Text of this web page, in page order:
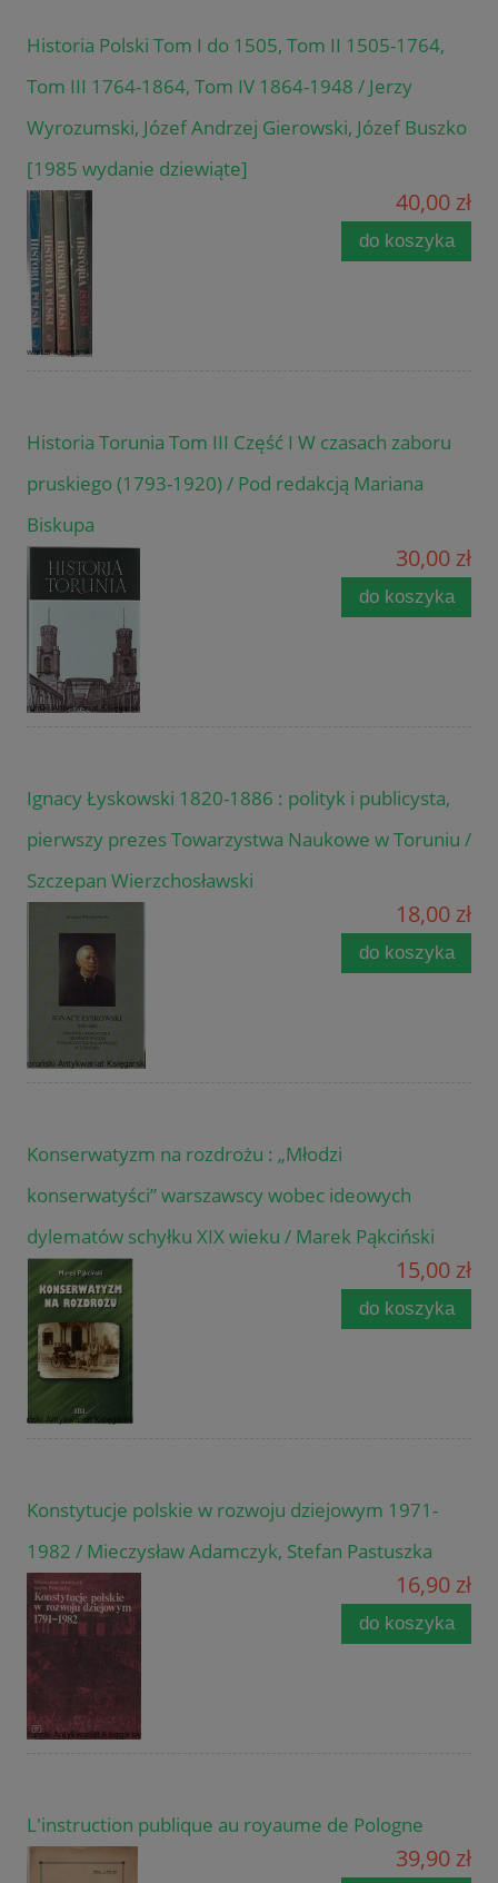
Historia Polski Tom I do 1505, Tom II 1505-1764,
Tom III 1764-1864, Tom IV 1864-1948 / Jerzy
Wyrozumski, Józef Andrzej Gierowski, Józef Buszko
[1985 wydanie dziewiąte]
40,00 zł
do koszyka
Historia Torunia Tom III Część I W czasach zaboru
pruskiego (1793-1920) / Pod redakcją Mariana
Biskupa
30,00 zł
do koszyka
Ignacy Łyskowski 1820-1886 : polityk i publicysta,
pierwszy prezes Towarzystwa Naukowe w Toruniu /
Szczepan Wierzchosławski
18,00 zł
do koszyka
Konserwatyzm na rozdrożu : „Młodzi
konserwatyści” warszawscy wobec ideowych
dylematów schyłku XIX wieku / Marek Pąkciński
15,00 zł
do koszyka
Konstytucje polskie w rozwoju dziejowym 1971-
1982 / Mieczysław Adamczyk, Stefan Pastuszka
16,90 zł
do koszyka
L'instruction publique au royaume de Pologne
39,90 zł